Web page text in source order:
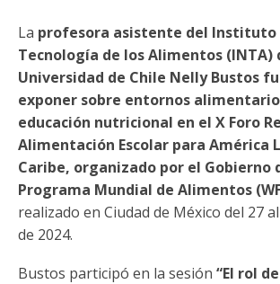
La profesora asistente del Instituto
Tecnología de los Alimentos (INTA)
Universidad de Chile Nelly Bustos
exponer sobre entornos
educación nutricional en el X Foro
Alimentación Escolar para América
Caribe, organizado por el Gobierno
Programa Mundial de Alimentos
realizado en Ciudad de México del 27
de 2024.
Bustos participó en la sesión “El rol